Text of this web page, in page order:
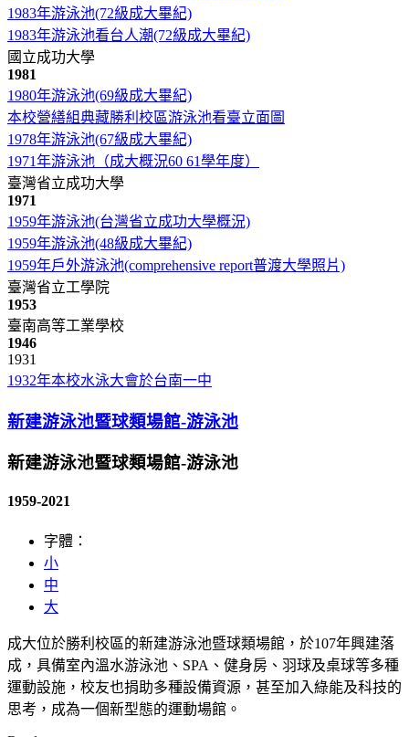
1983年游泳池(72級成大畢紀)
1983年游泳池看台人潮(72級成大畢紀)
國立成功大學
1981
1980年游泳池(69級成大畢紀)
本校營繕組典藏勝利校區游泳池看臺立面圖
1978年游泳池(67級成大畢紀)
1971年游泳池（成大概況60 61學年度）
臺灣省立成功大學
1971
1959年游泳池(台灣省立成功大學概況)
1959年游泳池(48級成大畢紀)
1959年戶外游泳池(comprehensive report普渡大學照片)
臺灣省立工學院
1953
臺南高等工業學校
1946
1931
1932年本校水泳大會於台南一中
新建游泳池暨球類場館-游泳池
新建游泳池暨球類場館-游泳池
1959-2021
字體：
小
中
大
成大位於勝利校區的新建游泳池暨球類場館，於107年興建落
成，具備室內溫水游泳池、SPA、健身房、羽球及桌球等多種
運動設施，校友也捐助多種設備資源，甚至加入綠能及科技的
思考，成為一個新型態的運動場館。